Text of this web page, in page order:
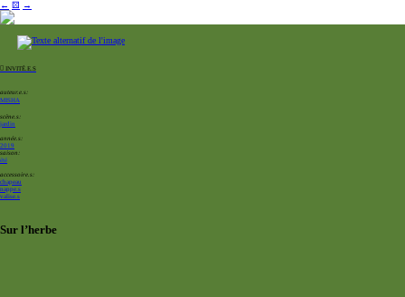
← ⚄ →
︎︎︎ INVITÉ.E.S
auteur.e.s:
MISHA
scène.s:
jardin
année.s:
2019
saison:
été
accessoire.s:
chapeau
nappe.s
valise.s
Sur l’herbe